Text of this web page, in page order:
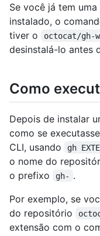
Se você já tem
instalado, o
tiver o
octocat/gh-
desinstalá-lo antes
Como
Depois de instalar
como se
CLI, usando
gh
o nome do
o prefixo
gh- .
Por exemplo, se
do repositório
extensão com o